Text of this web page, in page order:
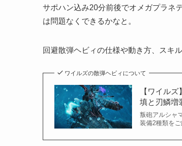
サポハン込み20分前後でオメガプラネ
は問題なくできるかなと。
回避散弾ヘビィの仕様や動き方、スキ
ワイルズの散弾ヘビィについて
【ワイル
填と刃鱗増
叛砲アルシャ
装備2種類をご